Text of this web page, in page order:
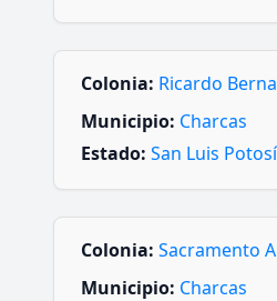
Colonia: Ricardo
Municipio: Charcas
Estado: San Luis Potosí
Colonia: Sacramento
Municipio: Charcas